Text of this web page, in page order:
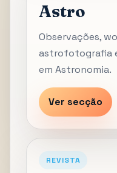
Astro
Observações,
astrofotografia
em Astronomia.
Ver secção
REVISTA